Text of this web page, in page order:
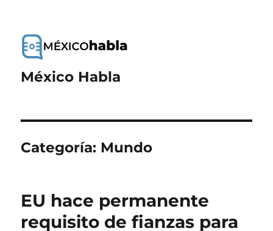
México Habla
Categoría: Mundo
EU hace permanente
requisito de fianzas para